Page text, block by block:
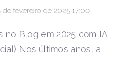
de fevereiro de 2025 17:00
no Blog em 2025 com IA
Nos últimos anos, a